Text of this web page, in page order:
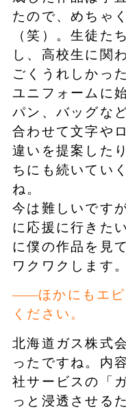
たので、めちゃ
（笑）。生徒た
し、高校生に関
ごくうれしかっ
ユニフォームに
パン、バッグな
合わせて文字や
違いを提案した
ちにも続いてい
ね。
今は難しいです
に応援に行きた
に僕の作品を見
ワクワクします。
ほかにもエ
ください。
北海道ガス株式
ったですね。内
社サービスの「
っと浸透させる